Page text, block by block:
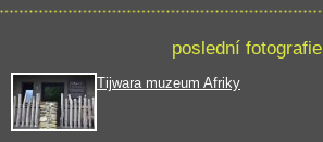
poslední fotografie
Tijwara muzeum Afriky